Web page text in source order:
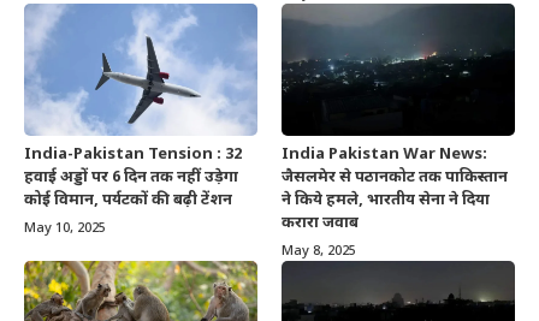
India-Pakistan Tension : 32
हवाई अड्डों पर 6 दिन तक नहीं उड़ेगा
कोई विमान, पर्यटकों की बढ़ी टेंशन
May 10, 2025
India Pakistan War News:
जैसलमेर से पठानकोट तक पाकिस्तान
ने किये हमले, भारतीय सेना ने दिया
करारा जवाब
May 8, 2025